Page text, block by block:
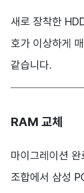
새로 장착한
호가 이상하게
같습니다.
RAM 교체
마이그레이션
조합에서 삼성